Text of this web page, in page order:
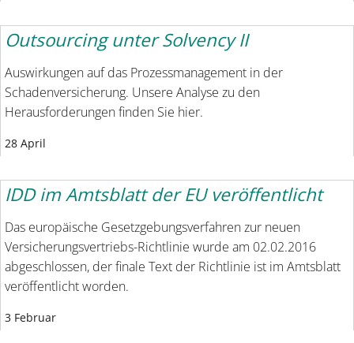
Outsourcing unter Solvency II
Auswirkungen auf das Prozessmanagement in der
Schadenversicherung. Unsere Analyse zu den
Herausforderungen finden Sie hier.
28 April
IDD im Amtsblatt der EU veröffentlicht
Das europäische Gesetzgebungsverfahren zur neuen
Versicherungsvertriebs-Richtlinie wurde am 02.02.2016
abgeschlossen, der finale Text der Richtlinie ist im Amtsblatt
veröffentlicht worden.
3 Februar